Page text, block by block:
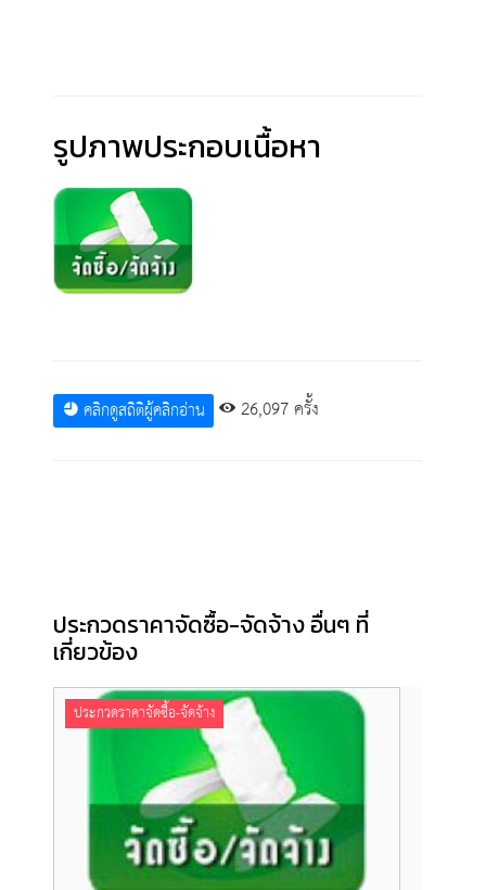
รูปภาพประกอบเนื้อหา
คลิกดูสถิติผู้คลิกอ่าน 26,097 ครั้ง
ประกวดราคาจัดซื้อ-จัดจ้าง อื่นๆ ที่
เกี่ยวข้อง
ประกวดราคาจัดซื้อ-จัดจ้าง